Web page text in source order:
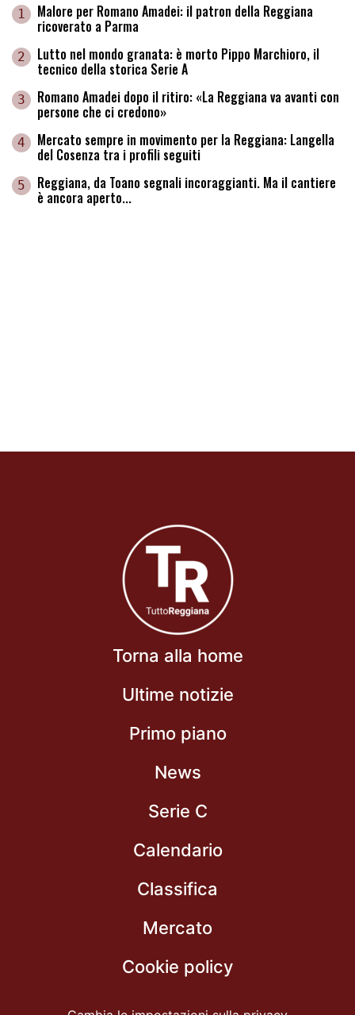
1 Malore per Romano Amadei: il patron della Reggiana
ricoverato a Parma
2 Lutto nel mondo granata: è morto Pippo Marchioro, il
tecnico della storica Serie A
3 Romano Amadei dopo il ritiro: «La Reggiana va avanti con
persone che ci credono»
4 Mercato sempre in movimento per la Reggiana: Langella
del Cosenza tra i profili seguiti
5 Reggiana, da Toano segnali incoraggianti. Ma il cantiere
è ancora aperto...
Torna alla home
Ultime notizie
Primo piano
News
Serie C
Calendario
Classifica
Mercato
Cookie policy